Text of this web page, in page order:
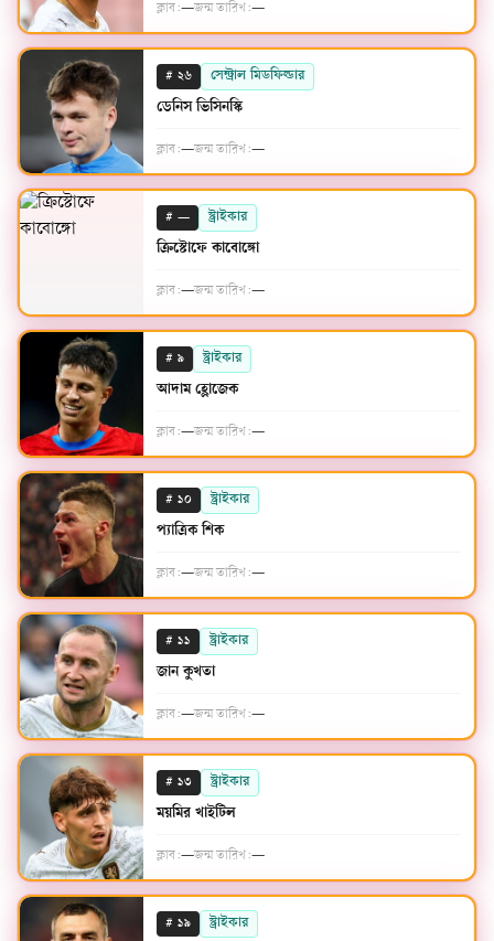
ক্লাব:—জন্ম তারিখ:—
# ২৬ সেন্ট্রাল মিডফিল্ডার
ডেনিস ভিসিনস্কি
ক্লাব:—জন্ম তারিখ:—
# — স্ট্রাইকার
ক্রিস্টোফে কাবোঙ্গো
ক্লাব:—জন্ম তারিখ:—
# ৯ স্ট্রাইকার
আদাম হ্লোজেক
ক্লাব:—জন্ম তারিখ:—
# ১০ স্ট্রাইকার
প্যাত্রিক শিক
ক্লাব:—জন্ম তারিখ:—
# ১১ স্ট্রাইকার
জান কুখতা
ক্লাব:—জন্ম তারিখ:—
# ১৩ স্ট্রাইকার
ময়মির খাইটিল
ক্লাব:—জন্ম তারিখ:—
# ১৯ স্ট্রাইকার